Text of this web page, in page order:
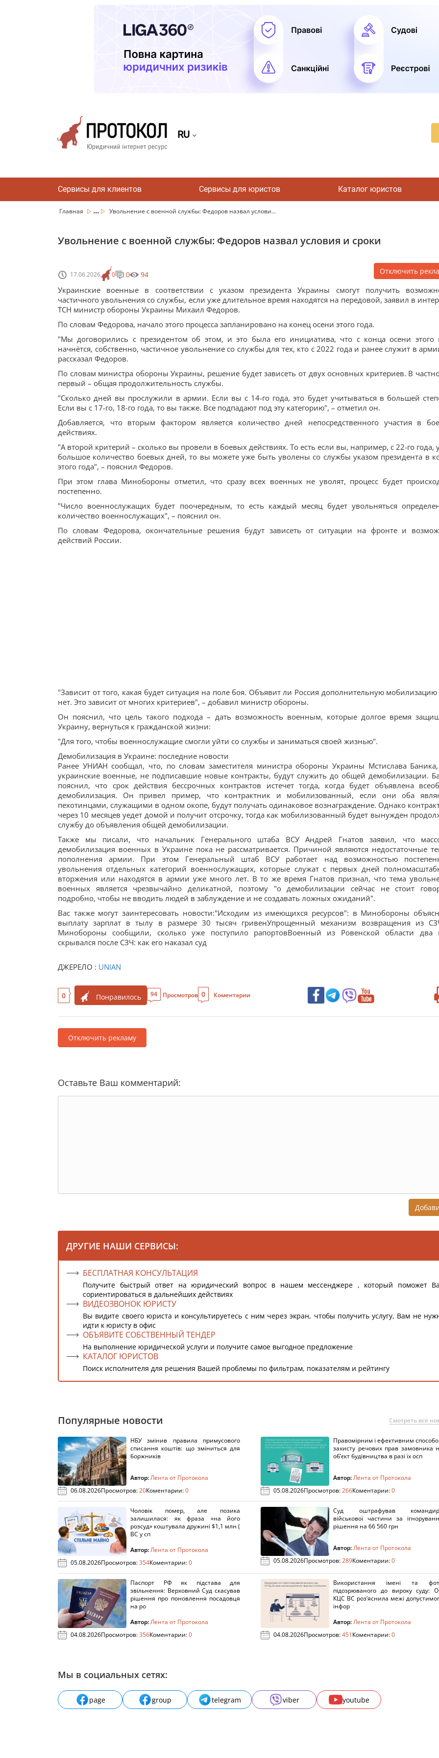
RU
Сервисы для клиентов Сервисы для юристов Каталог юристов
Главная ... Увольнение с военной службы: Федоров назвал услови...
Увольнение с военной службы: Федоров назвал условия и сроки
17.06.2026 0 0 94 Отключить
Украинские военные в соответствии с указом президента Украины смогут получить
частичного увольнения со службы, если уже длительное время находятся на передовой, заявил в
ТСН министр обороны Украины Михаил Федоров.
По словам Федорова, начало этого процесса запланировано на конец осени этого года.
"Мы договорились с президентом об этом, и это была его инициатива, что с конца осени этого
начнётся, собственно, частичное увольнение со службы для тех, кто с 2022 года и ранее служит в
рассказал Федоров.
По словам министра обороны Украины, решение будет зависеть от двух основных критериев. В
первый – общая продолжительность службы.
"Сколько дней вы прослужили в армии. Если вы с 14-го года, это будет учитываться в большей
Если вы с 17-го, 18-го года, то вы также. Все подпадают под эту категорию", – отметил он.
Добавляется, что вторым фактором является количество дней непосредственного участия в
действиях.
"А второй критерий – сколько вы провели в боевых действиях. То есть если вы, например, с 22-го года,
большое количество боевых дней, то вы можете уже быть уволены со службы указом президента в
этого года", – пояснил Федоров.
При этом глава Минобороны отметил, что сразу всех военных не уволят, процесс будет
постепенно.
"Число военнослужащих будет поочередным, то есть каждый месяц будет увольняться
количество военнослужащих", – пояснил он.
По словам Федорова, окончательные решения будут зависеть от ситуации на фронте и
действий России.
"Зависит от того, какая будет ситуация на поле боя. Объявит ли Россия дополнительную
нет. Это зависит от многих критериев", – добавил министр обороны.
Он пояснил, что цель такого подхода – дать возможность военным, которые долгое время
Украину, вернуться к гражданской жизни:
"Для того, чтобы военнослужащие смогли уйти со службы и заниматься своей жизнью".
Демобилизация в Украине: последние новости
Ранее УНИАН сообщал, что, по словам заместителя министра обороны Украины Мстислава
украинские военные, не подписавшие новые контракты, будут служить до общей демобилизации.
пояснил, что срок действия бессрочных контрактов истечет тогда, когда будет объявлена
демобилизация. Он привел пример, что контрактник и мобилизованный, если они оба
пехотинцами, служащими в одном окопе, будут получать одинаковое вознаграждение. Однако
через 10 месяцев уедет домой и получит отсрочку, тогда как мобилизованный будет вынужден
службу до объявления общей демобилизации.
Также мы писали, что начальник Генерального штаба ВСУ Андрей Гнатов заявил, что
демобилизация военных в Украине пока не рассматривается. Причиной являются недостаточные
пополнения армии. При этом Генеральный штаб ВСУ работает над возможностью
увольнения отдельных категорий военнослужащих, которые служат с первых дней
вторжения или находятся в армии уже много лет. В то же время Гнатов признал, что тема
военных является чрезвычайно деликатной, поэтому "о демобилизации сейчас не стоит
подробно, чтобы не вводить людей в заблуждение и не создавать ложных ожиданий".
Вас также могут заинтересовать новости:"Исходим из имеющихся ресурсов": в Минобороны
выплату зарплат в тылу в размере 30 тысяч гривенУпрощенный механизм возвращения из
Минобороны сообщили, сколько уже поступило рапортовВоенный из Ровенской области два
скрывался после СЗЧ: как его наказал суд
ДЖЕРЕЛО : UNIAN
0 Понравилось 94 Просмотров 0 Коментарии
Отключить рекламу
Оставьте Ваш комментарий:
ДРУГИЕ НАШИ СЕРВИСЫ:
БЕСПЛАТНАЯ КОНСУЛЬТАЦИЯ
Получите быстрый ответ на юридический вопрос в нашем мессенджере , который поможет
сориентироваться в дальнейших действиях
ВИДЕОЗВОНОК ЮРИСТУ
Вы видите своего юриста и консультируетесь с ним через экран, чтобы получить услугу, Вам не
идти к юристу в офис
ОБЪЯВИТЕ СОБСТВЕННЫЙ ТЕНДЕР
На выполнение юридической услуги и получите самое выгодное предложение
КАТАЛОГ ЮРИСТОВ
Поиск исполнителя для решения Вашей проблемы по фильтрам, показателям и рейтингу
Популярные новости Смотреть все
НБУ змінив правила примусового
списання коштів: що зміниться для
боржників
Автор:Лента от Протокола
06.08.2026Просмотров:20Коментарии:0
Правомірним і ефективним
захисту речових прав замовника
об’єкт будівництва в разі їх осп
Автор:Лента от Протокола
05.08.2026Просмотров:266Коментарии:0
Чоловік помер, але позика
залишилася: як фраза «на його
розсуд» коштувала дружині $1,1 млн (
ВС у сп
Автор:Лента от Протокола
05.08.2026Просмотров:354Коментарии:0
Суд оштрафував
військової частини за
рішення на 66 560 грн
Автор:Лента от Протокола
05.08.2026Просмотров:289Коментарии:0
Паспорт РФ як підстава для
звільнення: Верховний Суд скасував
рішення про поновлення посадовця
на ро
Автор:Лента от Протокола
04.08.2026Просмотров:356Коментарии:0
Використання імені та
підозрюваного до вироку суду:
КЦС ВС роз’яснила межі
інфор
Автор:Лента от Протокола
04.08.2026Просмотров:451Коментарии:0
Мы в социальных сетях:
page group telegram viber youtube